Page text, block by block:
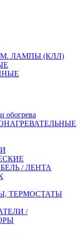
ЛАМПЫ (КЛЛ)
обогрева
/ ЛЕНТА
ТЕРМОСТАТЫ
/